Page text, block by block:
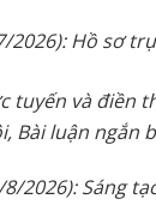
2026): Hồ sơ
tuyến và điền
Bài luận ngắn
2026): Sáng